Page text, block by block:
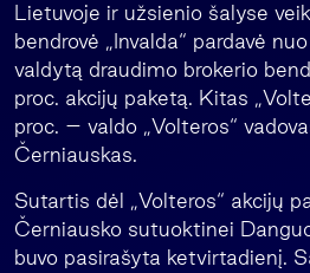
Lietuvoje ir užsienio šalyse
bendrovė „Invalda“ pardavė
valdytą draudimo brokerio
proc. akcijų paketą. Kitas
proc. – valdo „Volteros“
Černiauskas.
Sutartis dėl „Volteros“ akcijų
Černiausko sutuoktinei
buvo pasirašyta ketvirtadienį.